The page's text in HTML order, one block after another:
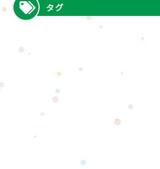
タグ